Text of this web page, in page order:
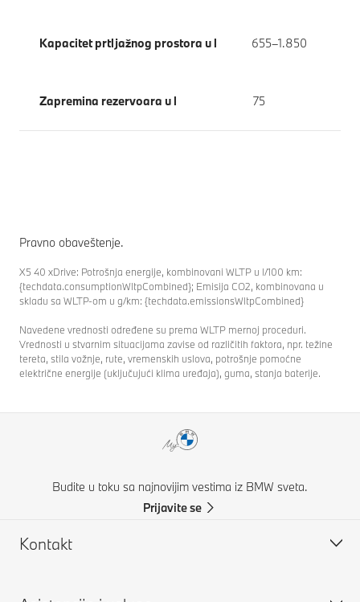
Kapacitet prtljažnog prostora u l 655–1.850
Zapremina rezervoara u l 75
Pravno obaveštenje.
X5 40 xDrive: Potrošnja energije, kombinovani WLTP u l/100 km:
{techdata.consumptionWltpCombined}; Emisija CO2, kombinovana u
skladu sa WLTP-om u g/km: {techdata.emissionsWltpCombined}
Navedene vrednosti određene su prema WLTP mernoj proceduri.
Vrednosti u stvarnim situacijama zavise od različitih faktora, npr. težine
tereta, stila vožnje, rute, vremenskih uslova, potrošnje pomoćne
električne energije (uključujući klima uređaja), guma, stanja baterije.
Budite u toku sa najnovijim vestima iz BMW sveta.
Prijavite se
Kontakt